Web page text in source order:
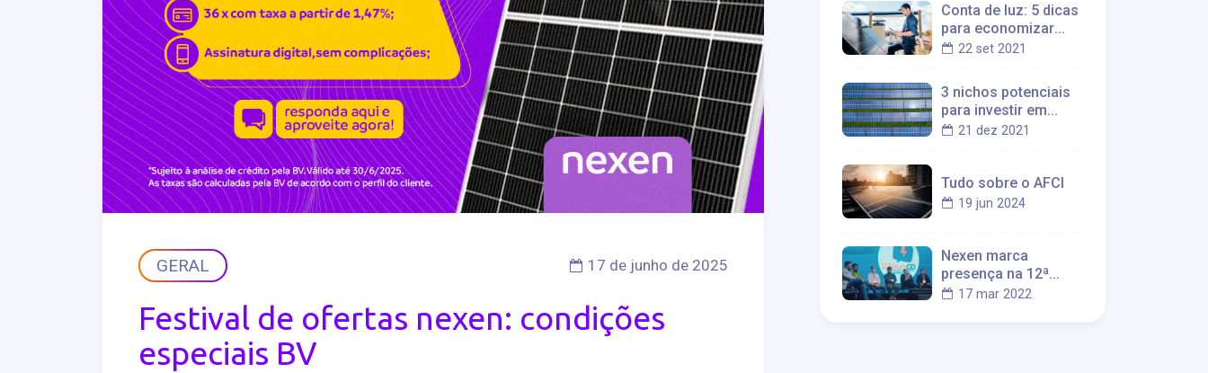
Conta de luz: 5 dicas
para economizar
energia na sua
22 set 2021
3 nichos potenciais
para investir em
sistemas de energia
21 dez 2021
Tudo sobre o AFCI
19 jun 2024
Nexen marca
presença na 12ª
Edição do Fórum GD
17 mar 2022
GERAL 17 de junho de 2025
Festival de ofertas nexen: condições
especiais BV